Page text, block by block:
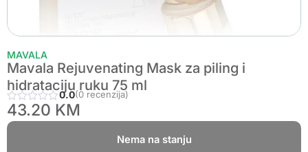
MAVALA
Mavala Rejuvenating Mask za piling i
hidrataciju ruku 75 ml
0.0(0 recenzija)
43.20 KM
Nema na stanju